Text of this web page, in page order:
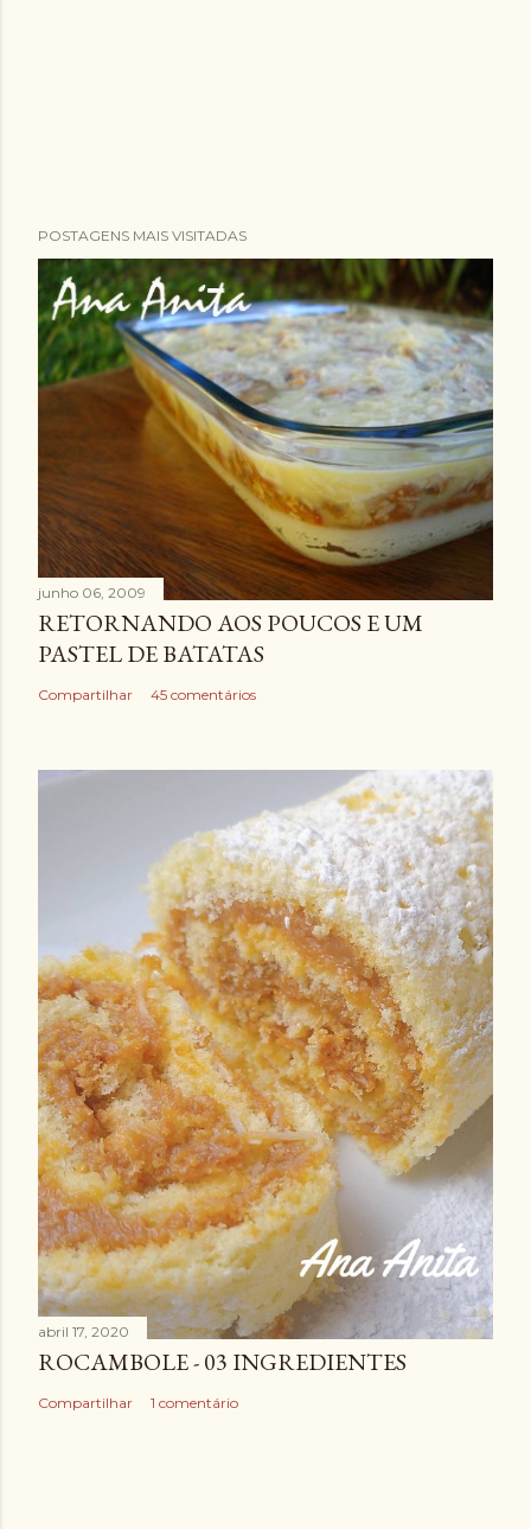
POSTAGENS MAIS VISITADAS
junho 06, 2009
RETORNANDO AOS POUCOS E UM
PASTEL DE BATATAS
Compartilhar 45 comentários
abril 17, 2020
ROCAMBOLE - 03 INGREDIENTES
Compartilhar 1 comentário